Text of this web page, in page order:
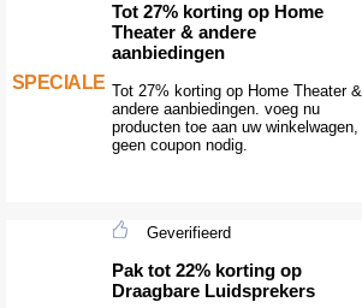
SPECIALE
Tot 27% korting op Home
Theater & andere
aanbiedingen
Tot 27% korting op Home Theater &
andere aanbiedingen. voeg nu
producten toe aan uw winkelwagen,
geen coupon nodig.
Geverifieerd
Pak tot 22% korting op
Draagbare Luidsprekers